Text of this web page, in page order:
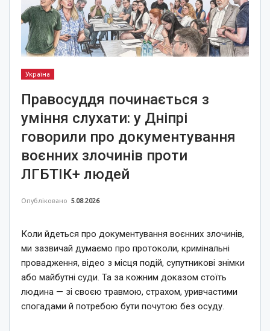
Україна
Правосуддя починається з
уміння слухати: у Дніпрі
говорили про документування
воєнних злочинів проти
ЛГБТІК+ людей
Опубліковано 5.08.2026
Коли йдеться про документування воєнних злочинів,
ми зазвичай думаємо про протоколи, кримінальні
провадження, відео з місця подій, супутникові знімки
або майбутні суди. Та за кожним доказом стоїть
людина — зі своєю травмою, страхом, уривчастими
спогадами й потребою бути почутою без осуду.